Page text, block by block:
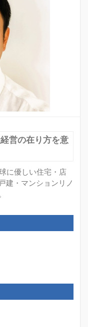
営の在り方を意
に優しい住宅・店
建・マンションリノ